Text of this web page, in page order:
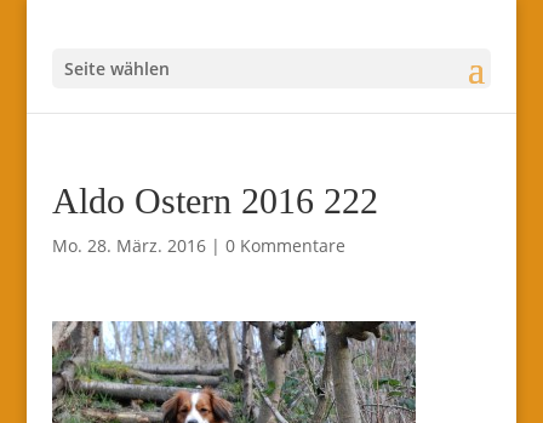
Seite wählen
Aldo Ostern 2016 222
Mo. 28. März. 2016| 0 Kommentare